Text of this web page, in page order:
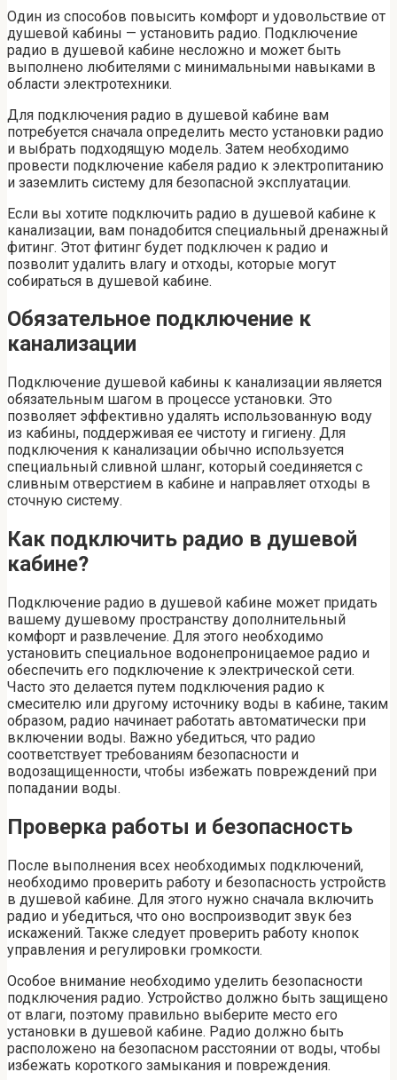
Один из способов повысить комфорт и удовольствие от
душевой кабины — установить радио. Подключение
радио в душевой кабине несложно и может быть
выполнено любителями с минимальными навыками в
области электротехники.
Для подключения радио в душевой кабине вам
потребуется сначала определить место установки радио
и выбрать подходящую модель. Затем необходимо
провести подключение кабеля радио к электропитанию
и заземлить систему для безопасной эксплуатации.
Если вы хотите подключить радио в душевой кабине к
канализации, вам понадобится специальный дренажный
фитинг. Этот фитинг будет подключен к радио и
позволит удалить влагу и отходы, которые могут
собираться в душевой кабине.
Обязательное подключение к
канализации
Подключение душевой кабины к канализации является
обязательным шагом в процессе установки. Это
позволяет эффективно удалять использованную воду
из кабины, поддерживая ее чистоту и гигиену. Для
подключения к канализации обычно используется
специальный сливной шланг, который соединяется с
сливным отверстием в кабине и направляет отходы в
сточную систему.
Как подключить радио в душевой
кабине?
Подключение радио в душевой кабине может придать
вашему душевому пространству дополнительный
комфорт и развлечение. Для этого необходимо
установить специальное водонепроницаемое радио и
обеспечить его подключение к электрической сети.
Часто это делается путем подключения радио к
смесителю или другому источнику воды в кабине, таким
образом, радио начинает работать автоматически при
включении воды. Важно убедиться, что радио
соответствует требованиям безопасности и
водозащищенности, чтобы избежать повреждений при
попадании воды.
Проверка работы и безопасность
После выполнения всех необходимых подключений,
необходимо проверить работу и безопасность устройств
в душевой кабине. Для этого нужно сначала включить
радио и убедиться, что оно воспроизводит звук без
искажений. Также следует проверить работу кнопок
управления и регулировки громкости.
Особое внимание необходимо уделить безопасности
подключения радио. Устройство должно быть защищено
от влаги, поэтому правильно выберите место его
установки в душевой кабине. Радио должно быть
расположено на безопасном расстоянии от воды, чтобы
избежать короткого замыкания и повреждения.